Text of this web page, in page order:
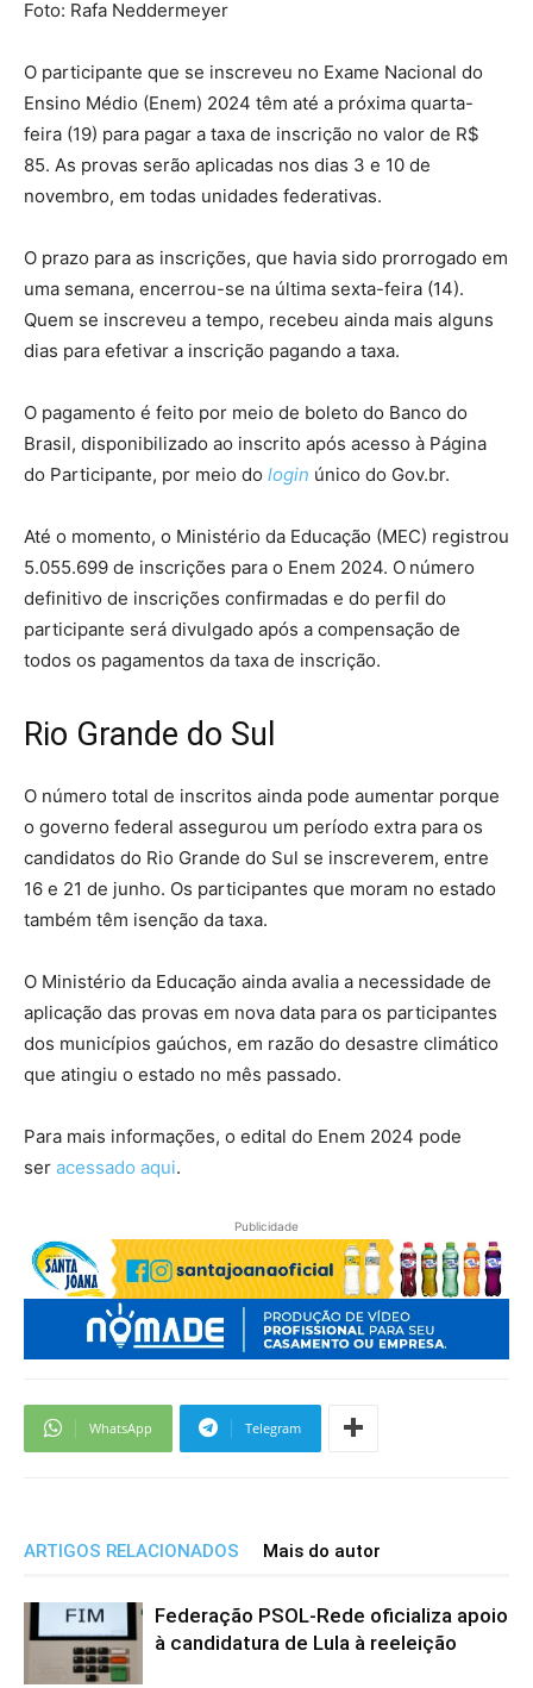
Foto: Rafa Neddermeyer
O participante que se inscreveu no Exame Nacional do
Ensino Médio (Enem) 2024 têm até a próxima quarta-
feira (19) para pagar a taxa de inscrição no valor de R$
85. As provas serão aplicadas nos dias 3 e 10 de
novembro, em todas unidades federativas.
O prazo para as inscrições, que havia sido prorrogado em
uma semana, encerrou-se na última sexta-feira (14).
Quem se inscreveu a tempo, recebeu ainda mais alguns
dias para efetivar a inscrição pagando a taxa.
O pagamento é feito por meio de boleto do Banco do
Brasil, disponibilizado ao inscrito após acesso à Página
do Participante, por meio do login único do Gov.br.
Até o momento, o Ministério da Educação (MEC) registrou
5.055.699 de inscrições para o Enem 2024. O número
definitivo de inscrições confirmadas e do perfil do
participante será divulgado após a compensação de
todos os pagamentos da taxa de inscrição.
Rio Grande do Sul
O número total de inscritos ainda pode aumentar porque
o governo federal assegurou um período extra para os
candidatos do Rio Grande do Sul se inscreverem, entre
16 e 21 de junho. Os participantes que moram no estado
também têm isenção da taxa.
O Ministério da Educação ainda avalia a necessidade de
aplicação das provas em nova data para os participantes
dos municípios gaúchos, em razão do desastre climático
que atingiu o estado no mês passado.
Para mais informações, o edital do Enem 2024 pode
ser acessado aqui.
Publicidade
WhatsApp Telegram
ARTIGOS RELACIONADOS Mais do autor
Federação PSOL-Rede oficializa apoio
à candidatura de Lula à reeleição